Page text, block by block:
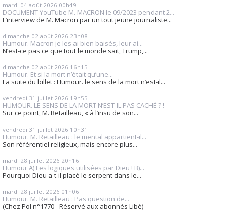
mardi 04 août 2026 00h49
DOCUMENT YouTube M. MACRON le 09/2023 pendant 2...
L’interview de M. Macron par un tout jeune journaliste...
dimanche 02 août 2026 23h08
Humour. Macron je les ai bien baisés, leur ai...
N’est-ce pas ce que tout le monde sait, Trump,...
dimanche 02 août 2026 16h15
Humour. Et si la mort n’était qu’une...
La suite du billet : Humour. le sens de la mort n’est-il...
vendredi 31 juillet 2026 19h55
HUMOUR. LE SENS DE LA MORT N’EST-IL PAS CACHÉ ? !
Sur ce point, M. Retailleau, « à l’insu de son...
vendredi 31 juillet 2026 10h31
Humour. M. Retailleau : le mental appartient-il...
Son référentiel religieux, mais encore plus...
mardi 28 juillet 2026 20h16
Humour A) Les logiques utilisées par Dieu ! B)...
Pourquoi Dieu a-t-il placé le serpent dans le...
mardi 28 juillet 2026 01h06
Humour. M. Retailleau : Pas question de...
(Chez Pol n°1770 - Réservé aux abonnés Libé)